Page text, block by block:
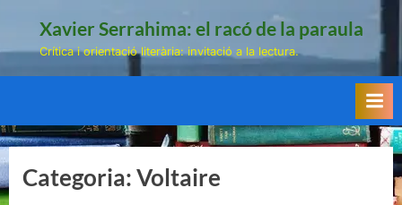
Xavier Serrahima: el racó de la paraula
Crítica i orientació literària: invitació a la lectura.
Categoria:Voltaire